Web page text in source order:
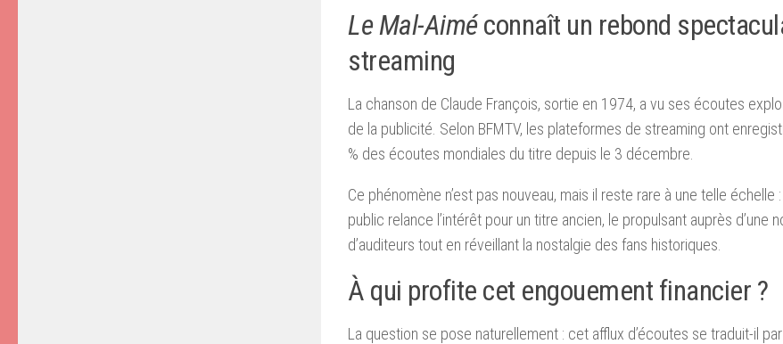
Le Mal-Aiméconnaît un rebond
streaming
La chanson de Claude François, sortie en 1974, a vu ses écoutes
de la publicité. Selon BFMTV, les plateformes de streaming ont
% des écoutes mondiales du titre depuis le 3 décembre.
Ce phénomène n’est pas nouveau, mais il reste rare à une telle échelle
public relance l’intérêt pour un titre ancien, le propulsant auprès d’une
d’auditeurs tout en réveillant la nostalgie des fans historiques.
À qui profite cet engouement financier ?
La question se pose naturellement : cet afflux d’écoutes se traduit-il